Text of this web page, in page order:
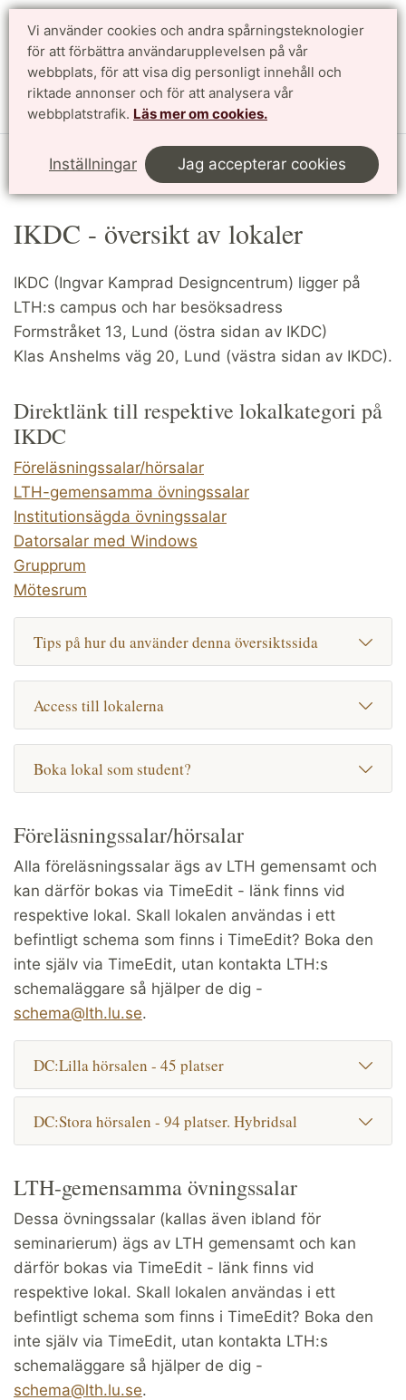
Vi använder cookies och andra spårningsteknologier
för att förbättra användarupplevelsen på vår
webbplats, för att visa dig personligt innehåll och
riktade annonser och för att analysera vår
webbplatstrafik. Läs mer om cookies.
Inställningar Jag accepterar cookies
Sök
Schemaläggning/lokalbokning på LTH
Översikt över lokaler
IKDC
IKDC - översikt av lokaler
IKDC (Ingvar Kamprad Designcentrum) ligger på
LTH:s campus och har besöksadress
Formstråket 13, Lund (östra sidan av IKDC)
Klas Anshelms väg 20, Lund (västra sidan av IKDC).
Direktlänk till respektive lokalkategori på
IKDC
Föreläsningssalar/hörsalar
LTH-gemensamma övningssalar
Institutionsägda övningssalar
Datorsalar med Windows
Grupprum
Mötesrum
Tips på hur du använder denna översiktssida
Access till lokalerna
Boka lokal som student?
Föreläsningssalar/hörsalar
Alla föreläsningssalar ägs av LTH gemensamt och
kan därför bokas via TimeEdit - länk finns vid
respektive lokal. Skall lokalen användas i ett
befintligt schema som finns i TimeEdit? Boka den
inte själv via TimeEdit, utan kontakta LTH:s
schemaläggare så hjälper de dig -
schema@lth.lu.se.
DC:Lilla hörsalen - 45 platser
DC:Stora hörsalen - 94 platser. Hybridsal
LTH-gemensamma övningssalar
Dessa övningssalar (kallas även ibland för
seminarierum) ägs av LTH gemensamt och kan
därför bokas via TimeEdit - länk finns vid
respektive lokal. Skall lokalen användas i ett
befintligt schema som finns i TimeEdit? Boka den
inte själv via TimeEdit, utan kontakta LTH:s
schemaläggare så hjälper de dig -
schema@lth.lu.se.